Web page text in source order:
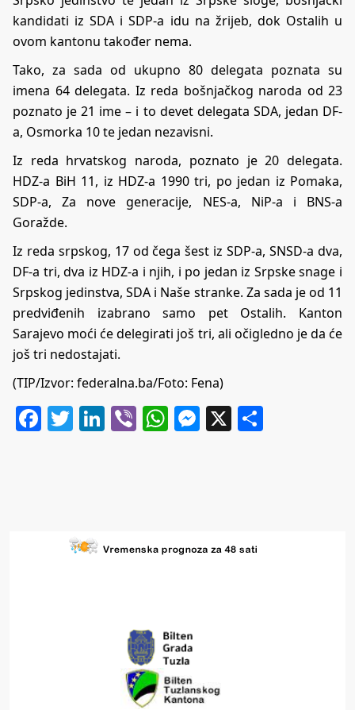
kandidati iz SDA i SDP-a idu na žrijeb, dok Ostalih u
ovom kantonu također nema.
Tako, za sada od ukupno 80 delegata poznata su
imena 64 delegata. Iz reda bošnjačkog naroda od 23
poznato je 21 ime – i to devet delegata SDA, jedan DF-
a, Osmorka 10 te jedan nezavisni.
Iz reda hrvatskog naroda, poznato je 20 delegata.
HDZ-a BiH 11, iz HDZ-a 1990 tri, po jedan iz Pomaka,
SDP-a, Za nove generacije, NES-a, NiP-a i BNS-a
Goražde.
Iz reda srpskog, 17 od čega šest iz SDP-a, SNSD-a dva,
DF-a tri, dva iz HDZ-a i njih, i po jedan iz Srpske snage i
Srpskog jedinstva, SDA i Naše stranke. Za sada je od 11
predviđenih izabrano samo pet Ostalih. Kanton
Sarajevo moći će delegirati još tri, ali očigledno je da će
još tri nedostajati.
(TIP/Izvor: federalna.ba/Foto: Fena)
Facebook
Twitter
LinkedIn
ViberWhatsApp
Messenger
X